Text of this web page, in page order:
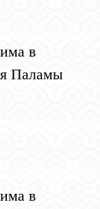
в
Паламы
в